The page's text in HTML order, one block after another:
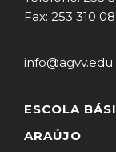
Fax: 253 310
ESCOLA
ARAÚJO